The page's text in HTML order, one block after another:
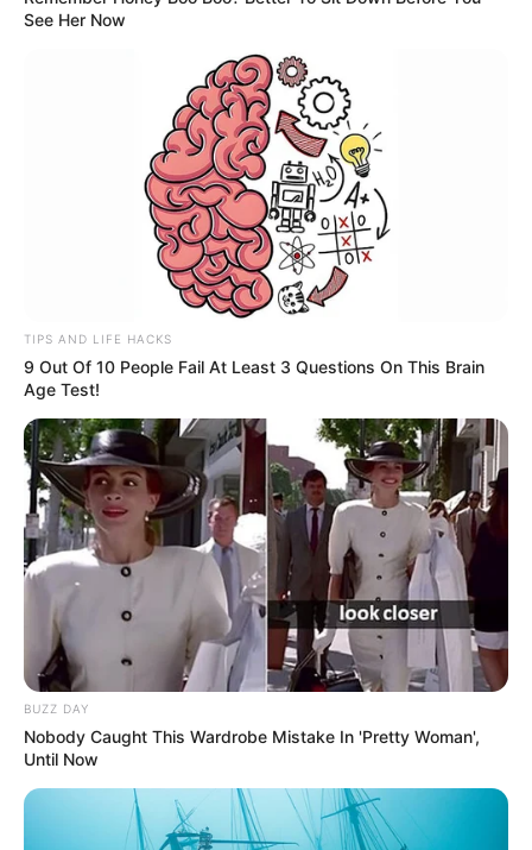
See Her Now
TIPS AND LIFE HACKS
9 Out Of 10 People Fail At Least 3 Questions On This Brain
Age Test!
BUZZ DAY
Nobody Caught This Wardrobe Mistake In 'Pretty Woman',
Until Now